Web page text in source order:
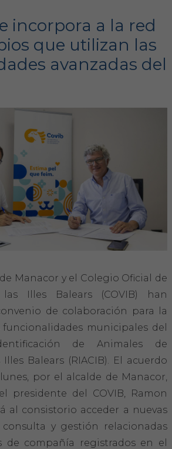
entidades
COVIB
CIUDADANÍA
incorpora a la red
que utilizan las
avanzadas del
Manacor y el Colegio Oficial de
Illes Balears (COVIB) han
de colaboración para la
municipales del
de Animales de
Balears (RIACIB). El acuerdo
por el alcalde de Manacor,
presidente del COVIB, Ramon
al consistorio acceder a nuevas
y gestión relacionadas
de compañía registrados en el